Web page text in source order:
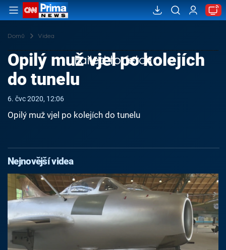
Domů Videa
Failed to fetch
Opilý muž vjel po kolejích
do tunelu
6. čvc 2020, 12:06
Opilý muž vjel po kolejích do tunelu
Nejnovější videa